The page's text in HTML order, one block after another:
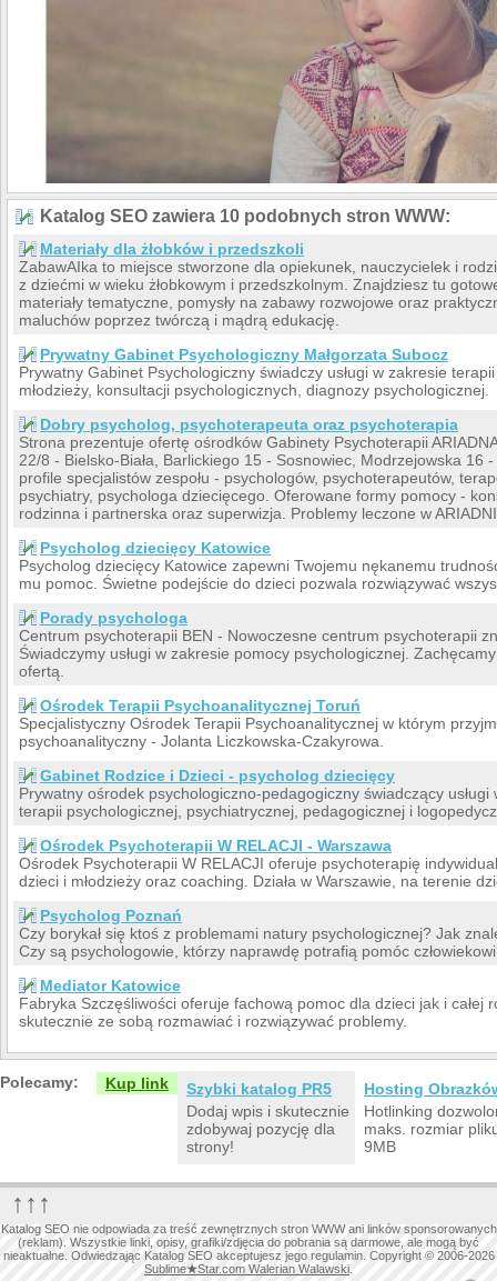
Katalog SEO zawiera 10 podobnych stron WWW:
Materiały dla żłobków i przedszkoli
ZabawAIka to miejsce stworzone dla opiekunek, nauczycielek i
z dziećmi w wieku żłobkowym i przedszkolnym. Znajdziesz tu
materiały tematyczne, pomysły na zabawy rozwojowe oraz
maluchów poprzez twórczą i mądrą edukację.
Prywatny Gabinet Psychologiczny Małgorzata Subocz‎
Prywatny Gabinet Psychologiczny świadczy usługi w zakresie
młodzieży, konsultacji psychologicznych, diagnozy psychologicznej.
Dobry psycholog, psychoterapeuta oraz psychoterapia
Strona prezentuje ofertę ośrodków Gabinety Psychoterapii
22/8 - Bielsko-Biała, Barlickiego 15 - Sosnowiec, Modrzejowska 16
profile specjalistów zespołu - psychologów, psychoterapeutów,
psychiatry, psychologa dziecięcego. Oferowane formy pomocy -
rodzinna i partnerska oraz superwizja. Problemy leczone w
Psycholog dziecięcy Katowice
Psycholog dziecięcy Katowice zapewni Twojemu nękanemu
mu pomoc. Świetne podejście do dzieci pozwala rozwiązywać
Porady psychologa
Centrum psychoterapii BEN - Nowoczesne centrum psychoterapii
Świadczymy usługi w zakresie pomocy psychologicznej.
ofertą.
Ośrodek Terapii Psychoanalitycznej Toruń
Specjalistyczny Ośrodek Terapii Psychoanalitycznej w którym
psychoanalityczny - Jolanta Liczkowska-Czakyrowa.
Gabinet Rodzice i Dzieci - psycholog dziecięcy
Prywatny ośrodek psychologiczno-pedagogiczny świadczący
terapii psychologicznej, psychiatrycznej, pedagogicznej i
Ośrodek Psychoterapii W RELACJI - Warszawa
Ośrodek Psychoterapii W RELACJI oferuje psychoterapię
dzieci i młodzieży oraz coaching. Działa w Warszawie, na terenie
Psycholog Poznań
Czy borykał się ktoś z problemami natury psychologicznej? Jak
Czy są psychologowie, którzy naprawdę potrafią pomóc
Mediator Katowice
Fabryka Szczęśliwości oferuje fachową pomoc dla dzieci jak i całej
skutecznie ze sobą rozmawiać i rozwiązywać problemy.
Polecamy: Kup link
Szybki katalog PR5
Dodaj wpis i skutecznie
zdobywaj pozycję dla
strony!
Hosting
Hotlinking
maks. rozmiar
9MB
↑↑↑
Katalog SEO nie odpowiada za treść zewnętrznych stron WWW ani linków sponsorowanych
(reklam). Wszystkie linki, opisy, grafiki/zdjęcia do pobrania są darmowe, ale mogą być
nieaktualne. Odwiedzając Katalog SEO akceptujesz jego regulamin. Copyright © 2006-2026
Sublime★Star.com Walerian Walawski